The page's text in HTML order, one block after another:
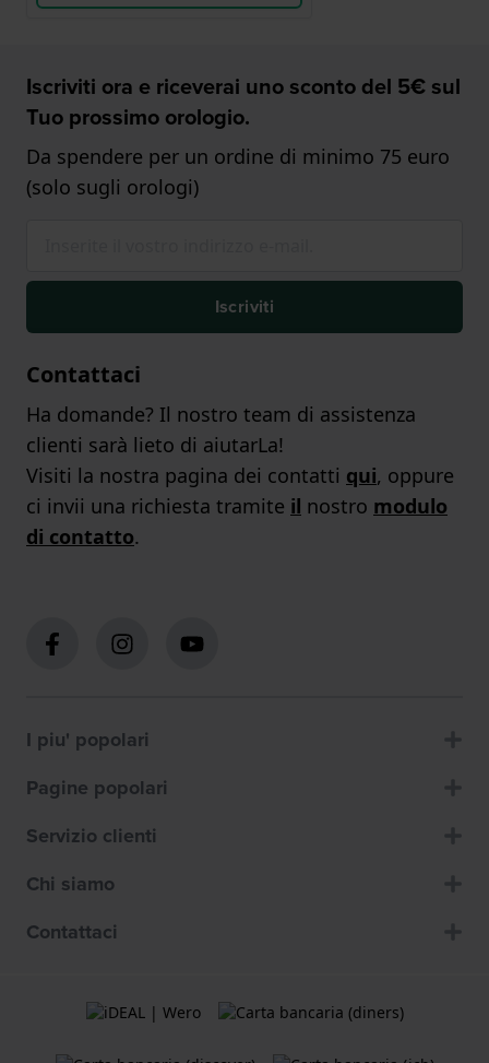
Iscriviti ora e riceverai uno sconto del 5€ sul
Tuo prossimo orologio.
Da spendere per un ordine di minimo 75 euro
(solo sugli orologi)
Iscriviti
Contattaci
Ha domande? Il nostro team di assistenza
clienti sarà lieto di aiutarLa!
Visiti la nostra pagina dei contatti qui, oppure
ci invii una richiesta tramite il nostro modulo
di contatto.
I piu' popolari
Pagine popolari
Servizio clienti
Chi siamo
Contattaci